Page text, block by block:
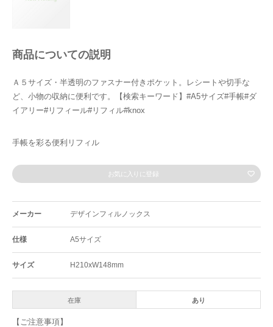
商品についての説明
Ａ５サイズ・半透明のファスナー付きポケット。レシートや切手な
ど、小物の収納に便利です。【検索キーワード】#A5サイズ#手帳#ダ
イアリー#リフィール#リフィル#knox
手帳を彩る便利リフィル
お気に入りに登録
メーカー デザインフィルノックス
仕様 A5サイズ
サイズ H210xW148mm
在庫 あり
【ご注意事項】